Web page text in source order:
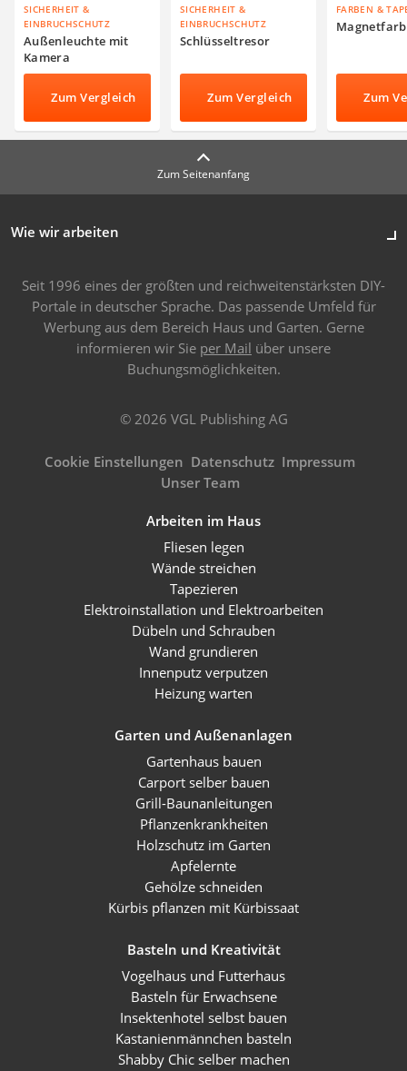
SICHERHEIT &
EINBRUCHSCHUTZ
Außenleuchte mit
Kamera
Zum Vergleich
SICHERHEIT &
EINBRUCHSCHUTZ
Schlüsseltresor
Zum Vergleich
FARBEN &
Zum
Zum Seitenanfang
Wie wir arbeiten
Seit 1996 eines der größten und reichweitenstärksten DIY-
Portale in deutscher Sprache. Das passende Umfeld für
Werbung aus dem Bereich Haus und Garten. Gerne
informieren wir Sie per Mail über unsere
Buchungsmöglichkeiten.
© 2026 VGL Publishing AG
Cookie Einstellungen Datenschutz Impressum
Unser Team
Arbeiten im Haus
Fliesen legen
Wände streichen
Tapezieren
Elektroinstallation und Elektroarbeiten
Dübeln und Schrauben
Wand grundieren
Innenputz verputzen
Heizung warten
Garten und Außenanlagen
Gartenhaus bauen
Carport selber bauen
Grill-Baunanleitungen
Pflanzenkrankheiten
Holzschutz im Garten
Apfelernte
Gehölze schneiden
Kürbis pflanzen mit Kürbissaat
Basteln und Kreativität
Vogelhaus und Futterhaus
Basteln für Erwachsene
Insektenhotel selbst bauen
Kastanienmännchen basteln
Shabby Chic selber machen